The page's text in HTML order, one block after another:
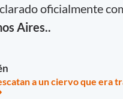
oficialmente
Aires..
a un ciervo que era